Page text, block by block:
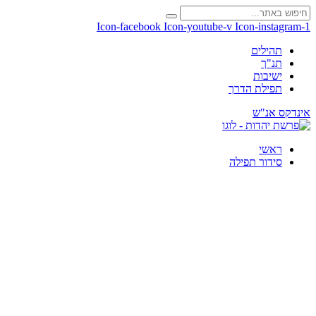
Icon-facebook Icon-youtube-v Icon-instagram-1
תהילים
תנ"ך
ישיבות
תפילת הדרך
אינדקס אנ"ש
ראשי
סידור תפילה